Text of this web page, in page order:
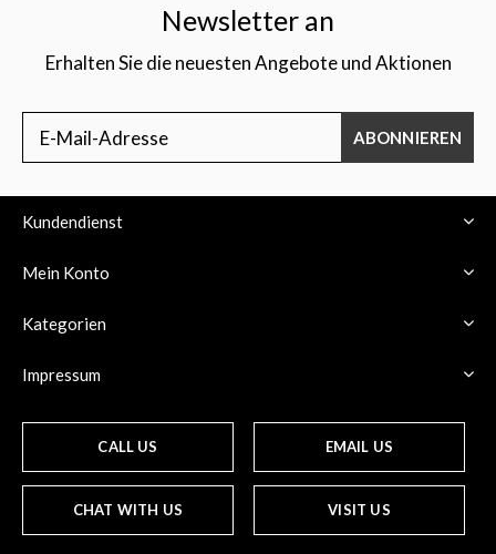
Newsletter an
Erhalten Sie die neuesten Angebote und Aktionen
ABONNIEREN
Kundendienst
Mein Konto
Kategorien
Impressum
CALL US EMAIL US
CHAT WITH US VISIT US